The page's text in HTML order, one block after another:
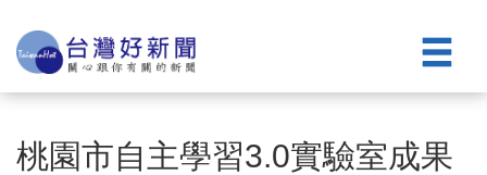
桃園市自主學習3.0實驗室成果